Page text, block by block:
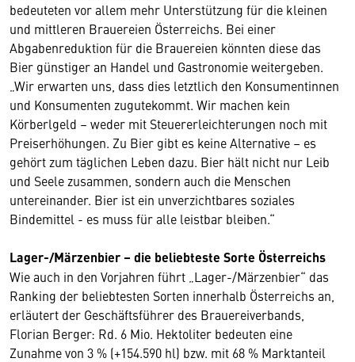
bedeuteten vor allem mehr Unterstützung für die kleinen
und mittleren Brauereien Österreichs. Bei einer
Abgabenreduktion für die Brauereien könnten diese das
Bier günstiger an Handel und Gastronomie weitergeben.
„Wir erwarten uns, dass dies letztlich den Konsumentinnen
und Konsumenten zugutekommt. Wir machen kein
Körberlgeld – weder mit Steuererleichterungen noch mit
Preiserhöhungen. Zu Bier gibt es keine Alternative – es
gehört zum täglichen Leben dazu. Bier hält nicht nur Leib
und Seele zusammen, sondern auch die Menschen
untereinander. Bier ist ein unverzichtbares soziales
Bindemittel - es muss für alle leistbar bleiben.“
Lager-/Märzenbier – die beliebteste Sorte Österreichs
Wie auch in den Vorjahren führt „Lager-/Märzenbier“ das
Ranking der beliebtesten Sorten innerhalb Österreichs an,
erläutert der Geschäftsführer des Brauereiverbands,
Florian Berger: Rd. 6 Mio. Hektoliter bedeuten eine
Zunahme von 3 % (+154.590 hl) bzw. mit 68 % Marktanteil